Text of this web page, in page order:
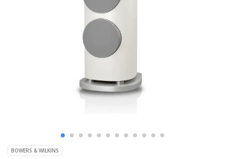
BOWERS & WILKINS